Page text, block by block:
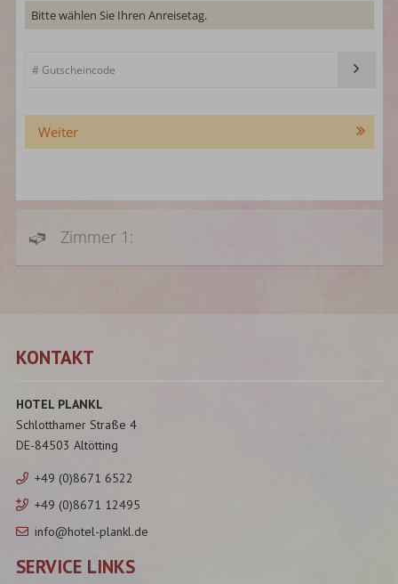
Bitte wählen Sie Ihren Anreisetag.
Weiter
Zimmer 1:
KONTAKT
HOTEL PLANKL
Schlotthamer Straße 4
DE-84503 Altötting
+49 (0)8671 6522
+49 (0)8671 12495
info@hotel-plankl.de
SERVICE LINKS